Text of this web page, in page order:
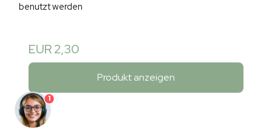
benutzt werden
EUR 2,30
Produkt anzeigen
1